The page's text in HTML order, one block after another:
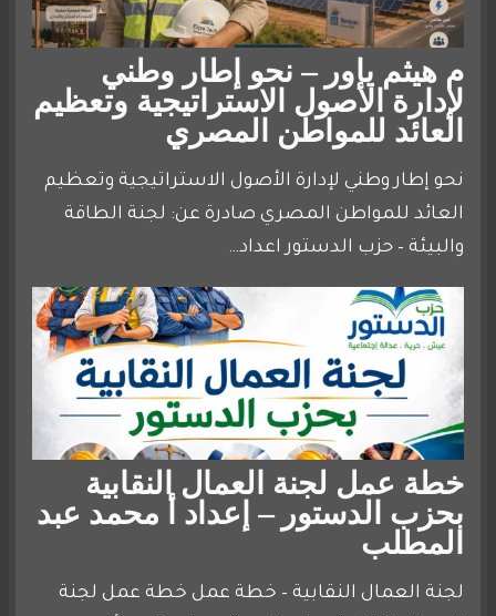
م هيثم ياور – نحو إطار وطني
لإدارة الأصول الاستراتيجية وتعظيم
العائد للمواطن المصري
نحو إطار وطني لإدارة الأصول الاستراتيجية وتعظيم
العائد للمواطن المصري صادرة عن: لجنة الطاقة
والبيئة – حزب الدستور اعداد…
خطة عمل لجنة العمال النقابية
بحزب الدستور – إعداد أ محمد عبد
المطلب
لجنة العمال النقابية – خطة عمل خطة عمل لجنة